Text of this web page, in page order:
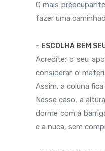
O mais
fazer uma
– ESCOLHA BEM
Acredite: o seu
considerar o
Assim, a coluna
Nesse caso, a
dorme com a
e a nuca, sem